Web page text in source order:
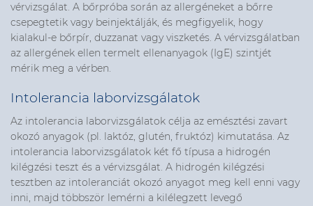
vérvizsgálat. A bőrpróba során az allergéneket a bőrre
csepegtetik vagy beinjektálják, és megfigyelik, hogy
kialakul-e bőrpír, duzzanat vagy viszketés. A vérvizsgálatban
az allergének ellen termelt ellenanyagok (IgE) szintjét
mérik meg a vérben.
Intolerancia laborvizsgálatok
Az intolerancia laborvizsgálatok célja az emésztési zavart
okozó anyagok (pl. laktóz, glutén, fruktóz) kimutatása. Az
intolerancia laborvizsgálatok két fő típusa a hidrogén
kilégzési teszt és a vérvizsgálat. A hidrogén kilégzési
tesztben az intoleranciát okozó anyagot meg kell enni vagy
inni, majd többször lemérni a kilélegzett levegő